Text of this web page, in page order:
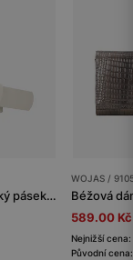
Elegantní dámský pásek se zlatou přezkou
WOJAS /
589.00 Kč
Nejnižší
Původní